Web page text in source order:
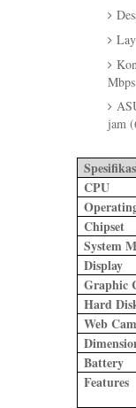
Mbps
jam
CPU
Chipset
System
Display
Graphic
Hard
Web
Battery
Features